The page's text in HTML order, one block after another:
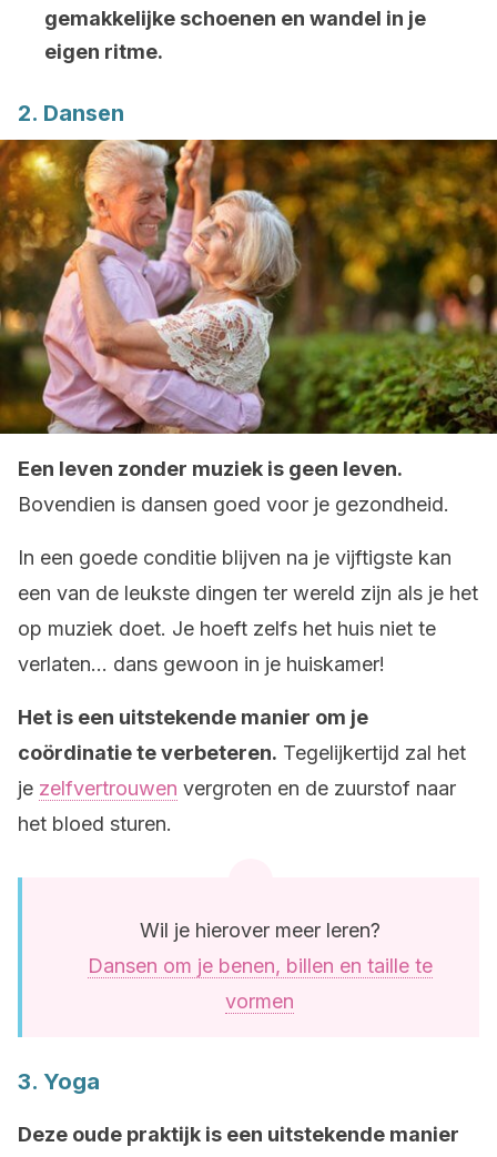
gemakkelijke schoenen en wandel in je
eigen ritme.
2. Dansen
Een leven zonder muziek is geen leven.
Bovendien is dansen goed voor je gezondheid.
In een goede conditie blijven na je vijftigste kan
een van de leukste dingen ter wereld zijn als je het
op muziek doet. Je hoeft zelfs het huis niet te
verlaten… dans gewoon in je huiskamer!
Het is een uitstekende manier om je
coördinatie te verbeteren. Tegelijkertijd zal het
je zelfvertrouwen vergroten en de zuurstof naar
het bloed sturen.
Wil je hierover meer leren?
Dansen om je benen, billen en taille te
vormen
3. Yoga
Deze oude praktijk is een uitstekende manier